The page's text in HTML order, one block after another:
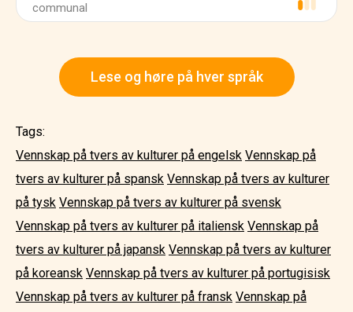
communal
Lese og høre på hver språk
Tags:
Vennskap på tvers av kulturer på engelsk Vennskap på
tvers av kulturer på spansk Vennskap på tvers av kulturer
på tysk Vennskap på tvers av kulturer på svensk
Vennskap på tvers av kulturer på italiensk Vennskap på
tvers av kulturer på japansk Vennskap på tvers av kulturer
på koreansk Vennskap på tvers av kulturer på portugisisk
Vennskap på tvers av kulturer på fransk Vennskap på